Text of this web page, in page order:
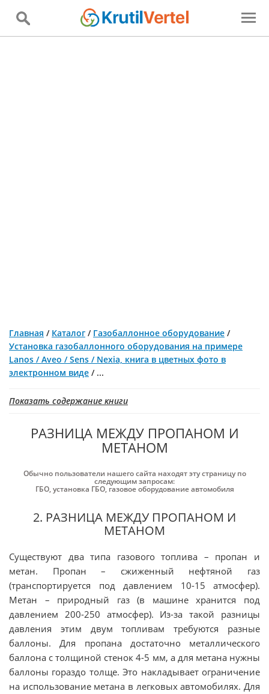
Главная / Каталог / Газобаллонное оборудование /
Установка газобаллонного оборудования на примере
Lanos / Aveo / Sens / Nexia, книга в цветных фото в
электронном виде / ...
Показать содержание книги
РАЗНИЦА МЕЖДУ ПРОПАНОМ И
МЕТАНОМ
Обычно пользователи нашего сайта находят эту страницу по
следующим запросам:
ГБО,установка ГБО, газовое оборудование автомобиля
2. РАЗНИЦА МЕЖДУ ПРОПАНОМ И
МЕТАНОМ
Существуют два типа газового топлива – пропан и
метан. Пропан – сжиженный нефтяной газ
(транспортируется под давлением 10-15 атмосфер).
Метан – природный газ (в машине хранится под
давлением 200-250 атмосфер). Из-за такой разницы
давления этим двум топливам требуются разные
баллоны. Для пропана достаточно металлического
баллона с толщиной стенок 4-5 мм, а для метана нужны
баллоны гораздо толще. Это накладывает ограничение
на использование метана в легковых автомобилях. Для